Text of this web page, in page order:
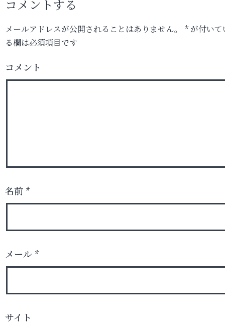
コメントする
メールアドレスが公開されることはありません。 *が付いて
る欄は必須項目です
コメント
名前 *
メール *
サイト